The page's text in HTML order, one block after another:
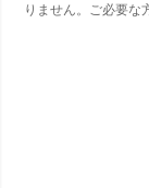
りません。ご必要な